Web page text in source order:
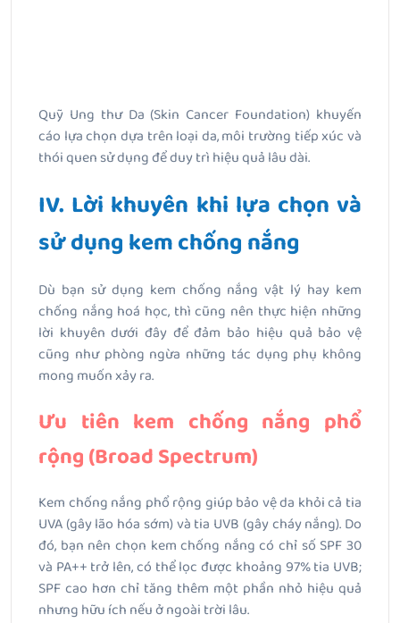
Quỹ Ung thư Da (Skin Cancer Foundation) khuyến
cáo lựa chọn dựa trên loại da, môi trường tiếp xúc và
thói quen sử dụng để duy trì hiệu quả lâu dài.
IV. Lời khuyên khi lựa chọn và
sử dụng kem chống nắng
Dù bạn sử dụng kem chống nắng vật lý hay kem
chống nắng hoá học, thì cũng nên thực hiện những
lời khuyên dưới đây để đảm bảo hiệu quả bảo vệ
cũng như phòng ngừa những tác dụng phụ không
mong muốn xảy ra.
Ưu tiên kem chống nắng phổ
rộng (Broad Spectrum)
Kem chống nắng phổ rộng giúp bảo vệ da khỏi cả tia
UVA (gây lão hóa sớm) và tia UVB (gây cháy nắng). Do
đó, bạn nên chọn kem chống nắng có chỉ số SPF 30
và PA++ trở lên, có thể lọc được khoảng 97% tia UVB;
SPF cao hơn chỉ tăng thêm một phần nhỏ hiệu quả
nhưng hữu ích nếu ở ngoài trời lâu.